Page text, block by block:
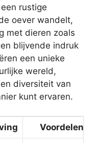
rustige
oever wandelt,
met dieren zoals
blijvende indruk
een unieke
wereld,
diversiteit van
kunt ervaren.
Voordelen